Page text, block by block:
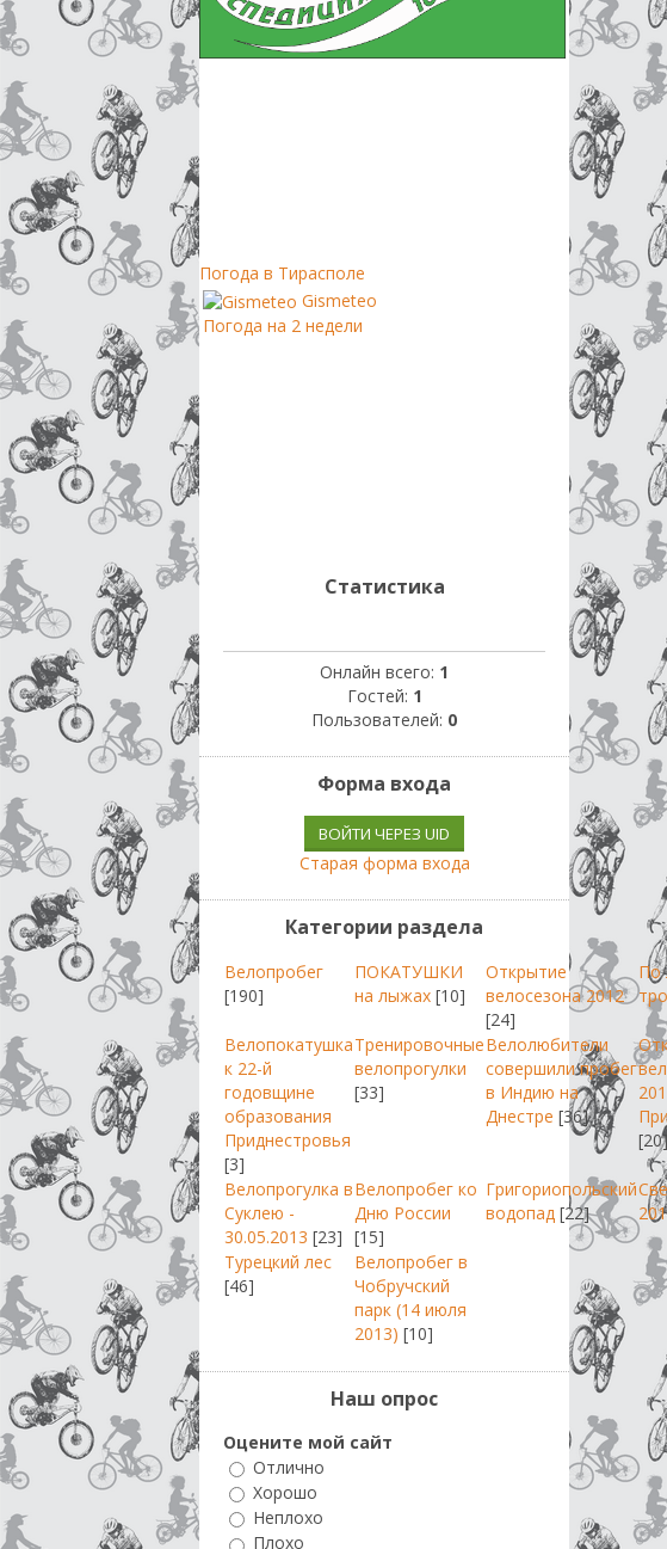
Погода в Тирасполе
Gismeteo
Погода на 2 недели
Статистика
Онлайн всего: 1
Гостей: 1
Пользователей: 0
Форма входа
ВОЙТИ ЧЕРЕЗ UID
Старая форма входа
Категории раздела
Велопробег
[190]
ПОКАТУШКИ
на лыжах [10]
Открытие
велосезона 2012
[24]
По
Велопокатушка
к 22-й
годовщине
образования
Приднестровья
[3]
Тренировочные
велопрогулки
[33]
Велолюбители
совершили пробег
в Индию на
Днестре [36]
[20]
Велопрогулка в
Суклею -
30.05.2013 [23]
Велопробег ко
Дню России
[15]
Григориопольский
водопад [22]
Турецкий лес
[46]
Велопробег в
Чобручский
парк (14 июля
2013) [10]
Наш опрос
Оцените мой сайт
Отлично
Хорошо
Неплохо
Плохо